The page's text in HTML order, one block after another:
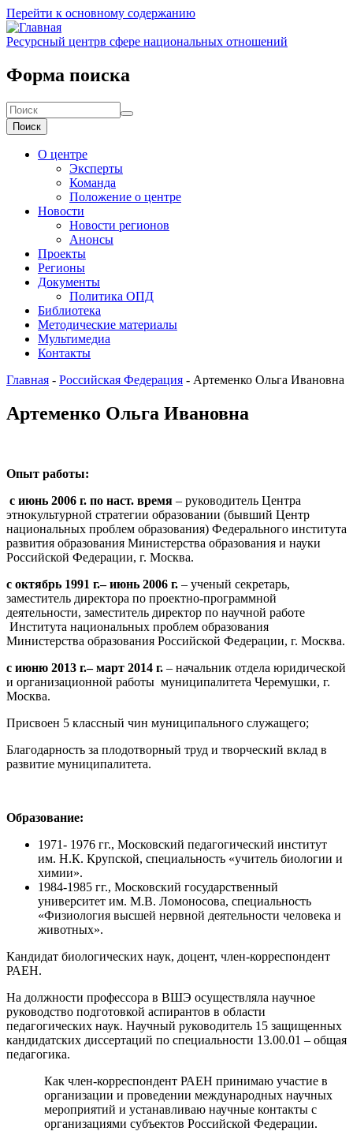
Перейти к основному содержанию
Ресурсный центрв сфере национальных отношений
Форма поиска
Поиск
О центре
Эксперты
Команда
Положение о центре
Новости
Новости регионов
Анонсы
Проекты
Регионы
Документы
Политика ОПД
Библиотека
Методические материалы
Мультимедиа
Контакты
Главная - Российская Федерация - Артеменко Ольга Ивановна
Артеменко Ольга Ивановна
Опыт работы:
с июнь 2006 г. по наст. время – руководитель Центра
этнокультурной стратегии образовании (бывший Центр
национальных проблем образования) Федерального института
развития образования Министерства образования и науки
Российской Федерации, г. Москва.
с октябрь 1991 г.– июнь 2006 г. – ученый секретарь,
заместитель директора по проектно-программной
деятельности, заместитель директор по научной работе
Института национальных проблем образования
Министерства образования Российской Федерации, г. Москва.
с июню 2013 г.– март 2014 г. – начальник отдела юридической
и организационной работы муниципалитета Черемушки, г.
Москва.
Присвоен 5 классный чин муниципального служащего;
Благодарность за плодотворный труд и творческий вклад в
развитие муниципалитета.
Образование:
1971- 1976 гг., Московский педагогический институт
им. Н.К. Крупской, специальность «учитель биологии и
химии».
1984-1985 гг., Московский государственный
университет им. М.В. Ломоносова, специальность
«Физиология высшей нервной деятельности человека и
животных».
Кандидат биологических наук, доцент, член-корреспондент
РАЕН.
На должности профессора в ВШЭ осуществляла научное
руководство подготовкой аспирантов в области
педагогических наук. Научный руководитель 15 защищенных
кандидатских диссертаций по специальности 13.00.01 – общая
педагогика.
Как член-корреспондент РАЕН принимаю участие в
организации и проведении международных научных
мероприятий и устанавливаю научные контакты с
организациями субъектов Российской Федерации.